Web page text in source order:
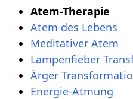
Atem-Therapie
Atem des Lebens
Meditativer Atem
Lampenfieber
Ärger
Energie-Atmung